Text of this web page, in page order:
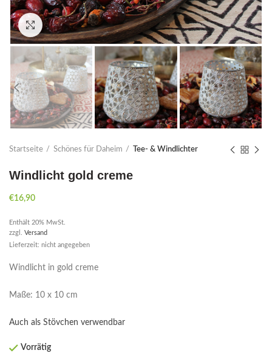
Click to enlarge
Startseite Schönes für Daheim Tee- & Windlichter
Windlicht gold creme
€16,90
Enthält 20% MwSt.
zzgl. Versand
Lieferzeit: nicht angegeben
Windlicht in gold creme
Maße: 10 x 10 cm
Auch als Stövchen verwendbar
Vorrätig